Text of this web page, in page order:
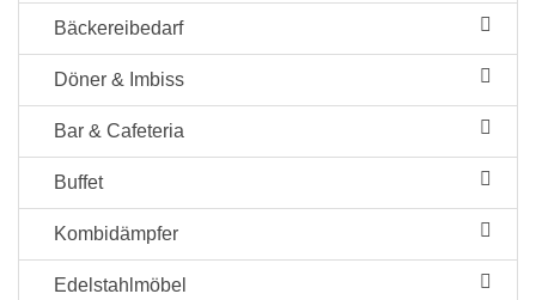
Bäckereibedarf
Döner & Imbiss
Bar & Cafeteria
Buffet
Kombidämpfer
Edelstahlmöbel